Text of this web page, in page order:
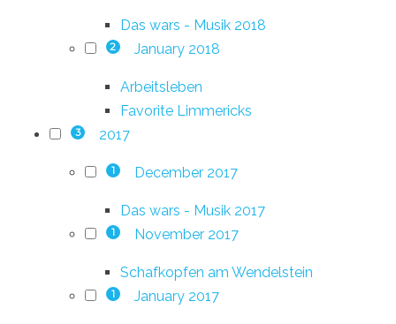
Das wars - Musik 2018
2 January 2018
Arbeitsleben
Favorite Limmericks
3 2017
1 December 2017
Das wars - Musik 2017
1 November 2017
Schafkopfen am Wendelstein
1 January 2017